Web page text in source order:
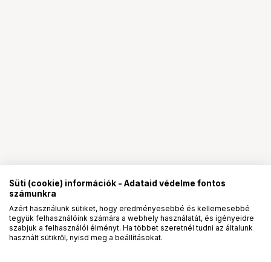
PROpartnerségek
Süti (cookie) információk - Adataid védelme fontos
számunkra
Azért használunk sütiket, hogy eredményesebbé és kellemesebbé
tegyük felhasználóink számára a webhely használatát, és igényeidre
szabjuk a felhasználói élményt. Ha többet szeretnél tudni az általunk
használt sütikről, nyisd meg a beállításokat.